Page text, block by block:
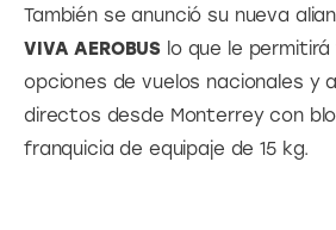
También se anunció su nueva
VIVA AEROBUS lo que le
opciones de vuelos nacionales y
directos desde Monterrey con
franquicia de equipaje de 15 kg.